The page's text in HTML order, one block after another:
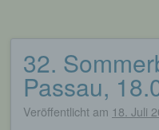
32.
Passau,
Veröffentlicht am 18. Juli